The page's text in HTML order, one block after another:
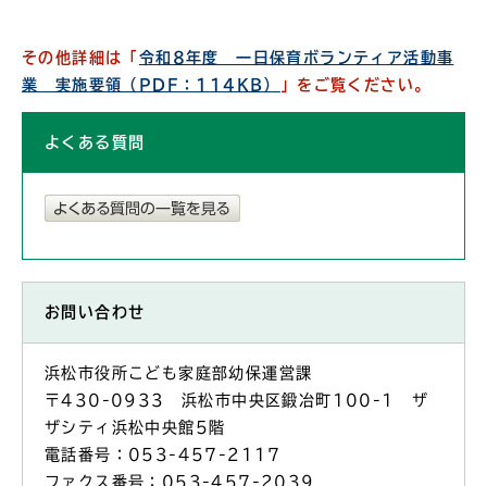
その他詳細は「 令和8年度 一日保育ボランティア活動事
業 実施要領（PDF：114KB）
」をご覧ください。
よくある質問
お問い合わせ
浜松市役所こども家庭部幼保運営課
〒430-0933 浜松市中央区鍛冶町100-1 ザ
ザシティ浜松中央館5階
電話番号：053-457-2117
ファクス番号：053-457-2039